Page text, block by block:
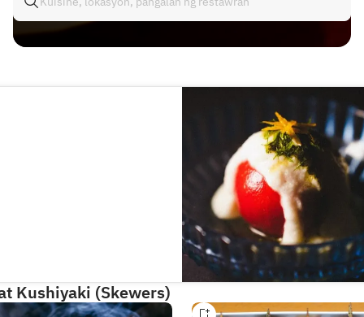
Kushiyaki (Skewers)